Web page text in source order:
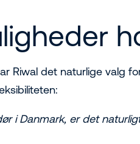
Riwal det naturlige valg
i Danmark, er det